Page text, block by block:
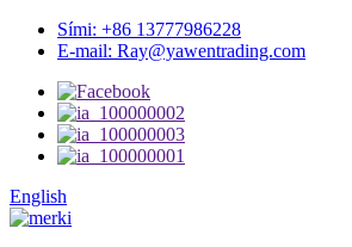
Sími: +86 13777986228
E-mail: Ray@yawentrading.com
English